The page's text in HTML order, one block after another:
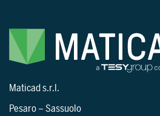
Maticad s.r.l.
Pesaro–Sassuolo